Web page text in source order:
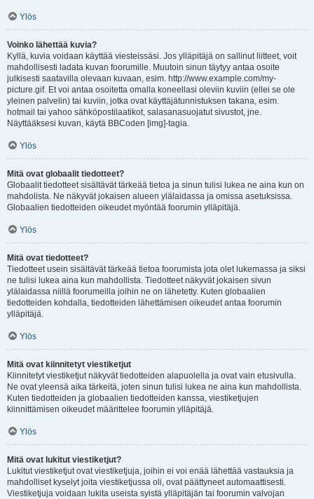
Ylös
Voinko lähettää kuvia?
Kyllä, kuvia voidaan käyttää viesteissäsi. Jos ylläpitäjä on sallinut liitteet, voit
mahdollisesti ladata kuvan foorumille. Muutoin sinun täytyy antaa osoite
julkisesti saatavilla olevaan kuvaan, esim. http://www.example.com/my-
picture.gif. Et voi antaa osoitetta omalla koneellasi oleviin kuviin (ellei se ole
yleinen palvelin) tai kuviin, jotka ovat käyttäjätunnistuksen takana, esim.
hotmail tai yahoo sähköpostilaatikot, salasanasuojatut sivustot, jne.
Näyttääksesi kuvan, käytä BBCoden [img]-tagia.
Ylös
Mitä ovat globaalit tiedotteet?
Globaalit tiedotteet sisältävät tärkeää tietoa ja sinun tulisi lukea ne aina kun on
mahdolista. Ne näkyvät jokaisen alueen ylälaidassa ja omissa asetuksissa.
Globaalien tiedotteiden oikeudet myöntää foorumin ylläpitäjä.
Ylös
Mitä ovat tiedotteet?
Tiedotteet usein sisältävät tärkeää tietoa foorumista jota olet lukemassa ja siksi
ne tulisi lukea aina kun mahdollista. Tiedotteet näkyvät jokaisen sivun
ylälaidassa niillä foorumeilla joihin ne on lähetetty. Kuten globaalien
tiedotteiden kohdalla, tiedotteiden lähettämisen oikeudet antaa foorumin
ylläpitäjä.
Ylös
Mitä ovat kiinnitetyt viestiketjut
Kiinnitetyt viestiketjut näkyvät tiedotteiden alapuolella ja ovat vain etusivulla.
Ne ovat yleensä aika tärkeitä, joten sinun tulisi lukea ne aina kun mahdollista.
Kuten tiedotteiden ja globaalien tiedotteiden kanssa, viestiketjujen
kiinnittämisen oikeudet määrittelee foorumin ylläpitäjä.
Ylös
Mitä ovat lukitut viestiketjut?
Lukitut viestiketjut ovat viestiketjuja, joihin ei voi enää lähettää vastauksia ja
mahdolliset kyselyt joita viestiketjussa oli, ovat päättyneet automaattisesti.
Viestiketjuja voidaan lukita useista syistä ylläpitäjän tai foorumin valvojan